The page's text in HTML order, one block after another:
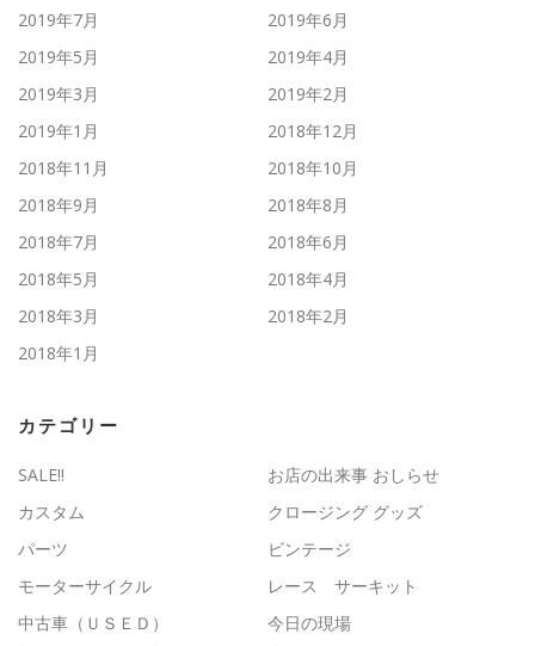
2019年7月
2019年6月
2019年5月
2019年4月
2019年3月
2019年2月
2019年1月
2018年12月
2018年11月
2018年10月
2018年9月
2018年8月
2018年7月
2018年6月
2018年5月
2018年4月
2018年3月
2018年2月
2018年1月
カテゴリー
SALE!!
お店の出来事 おしらせ
カスタム
クロージング グッズ
パーツ
ビンテージ
モーターサイクル
レース サーキット
中古車（ＵＳＥＤ）
今日の現場